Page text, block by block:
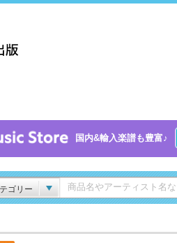
国内&輸入楽譜も豊富♪
ゴリー